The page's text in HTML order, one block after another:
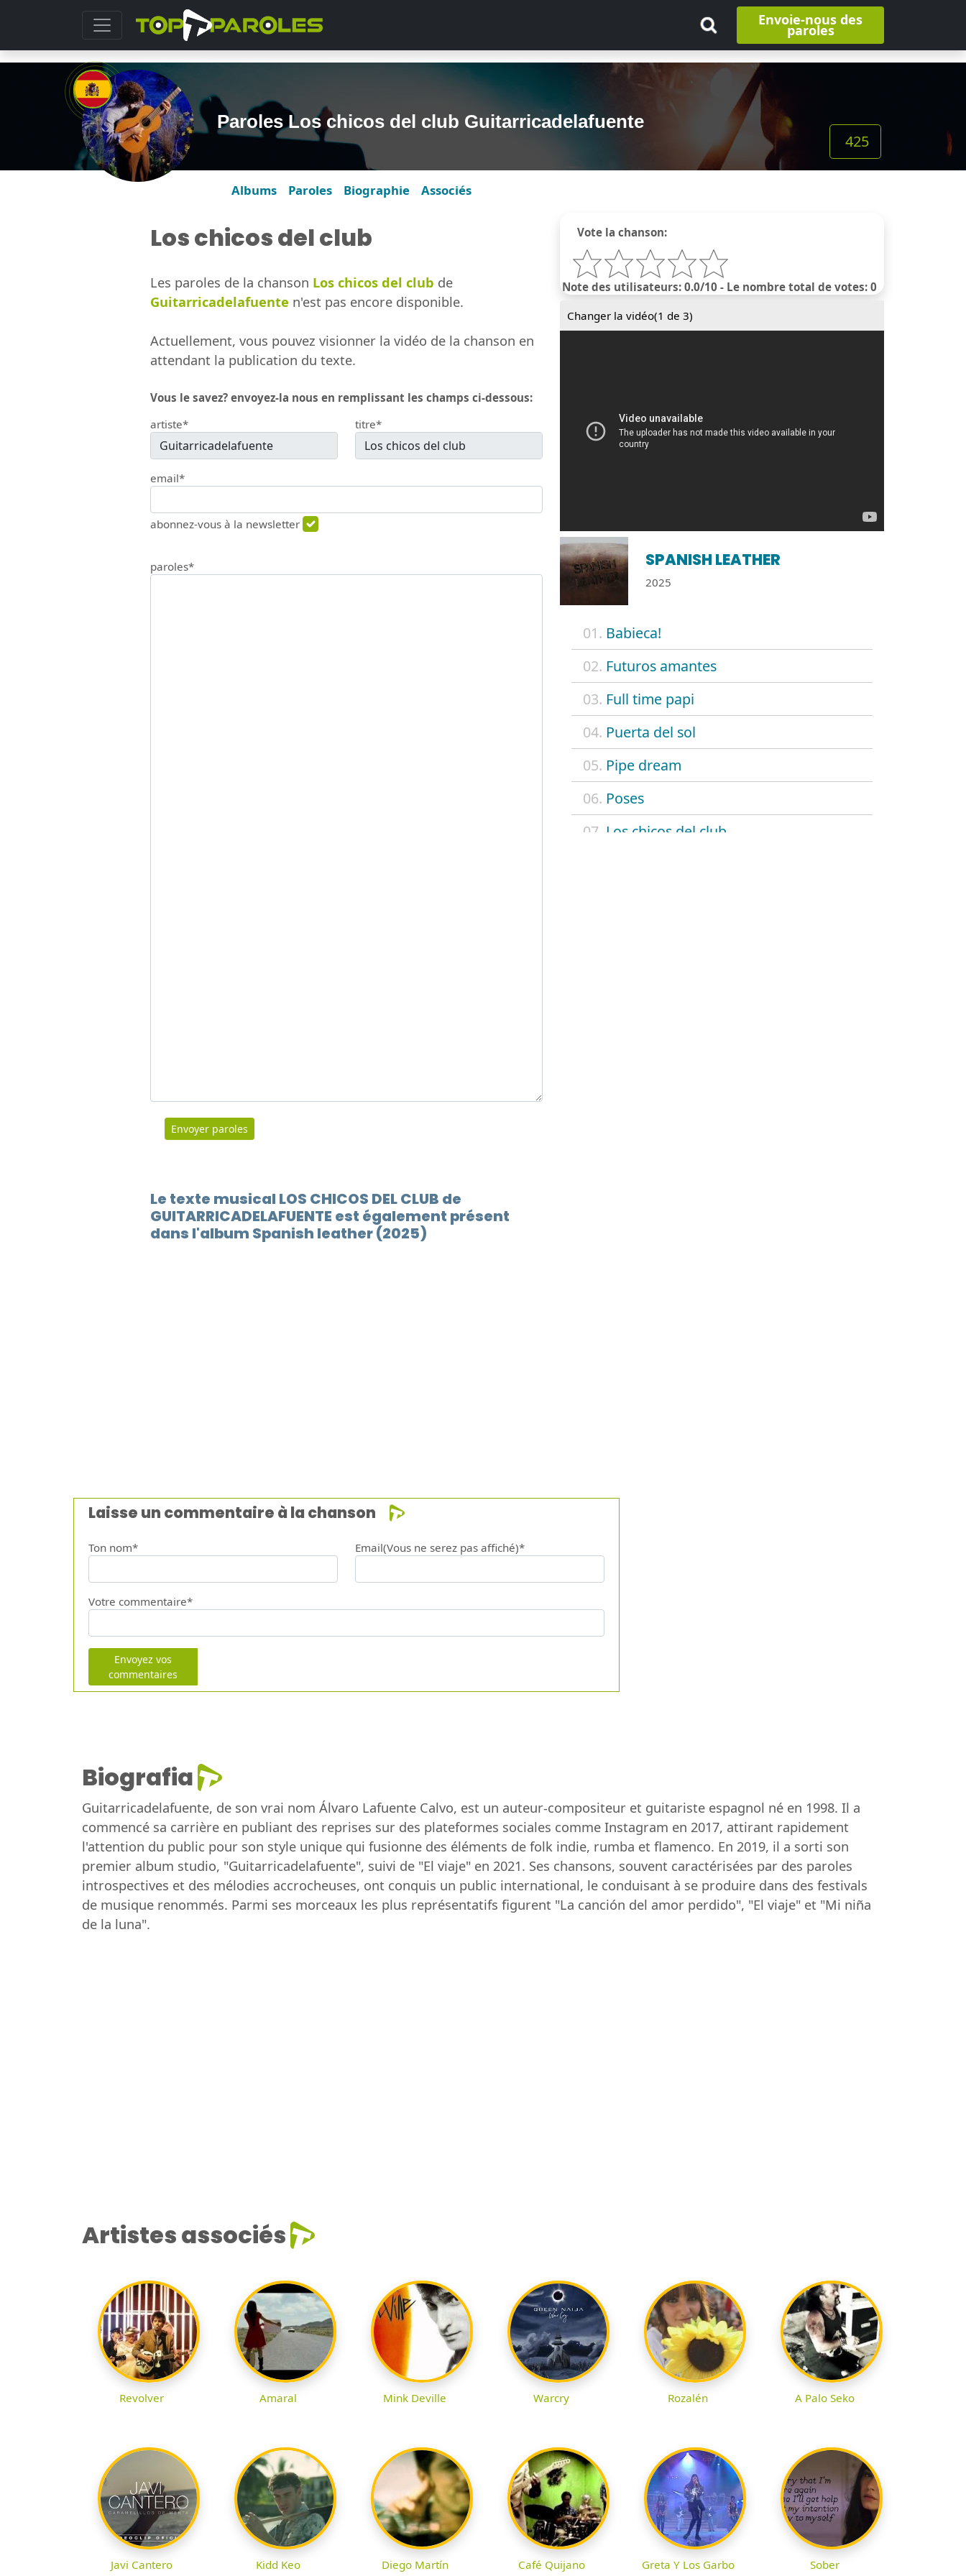
Envoie-nous des
paroles
Paroles Los chicos del club Guitarricadelafuente
425
Albums Paroles Biographie Associés
Vote la chanson:
Note des utilisateurs: 0.0/10 - Le nombre total de votes: 0
Changer la vidéo(1 de 3)
SPANISH LEATHER
2025
01. Babieca!
02. Futuros amantes
03. Full time papi
04. Puerta del sol
05. Pipe dream
06. Poses
07. Los chicos del club
Los chicos del club
Les paroles de la chanson Los chicos del club de
Guitarricadelafuente n'est pas encore disponible.
Actuellement, vous pouvez visionner la vidéo de la chanson en
attendant la publication du texte.
Vous le savez? envoyez-la nous en remplissant les champs ci-dessous:
artiste*
titre*
email*
abonnez-vous à la newsletter
paroles*
Envoyer paroles
Le texte musical LOS CHICOS DEL CLUB de
GUITARRICADELAFUENTE est également présent
dans l'album Spanish leather (2025)
Laisse un commentaire à la chanson
Ton nom* Email(Vous ne serez pas affiché)*
Votre commentaire*
Envoyez vos
commentaires
Biografia
Guitarricadelafuente, de son vrai nom Álvaro Lafuente Calvo, est un auteur-compositeur et guitariste espagnol né en 1998. Il a
commencé sa carrière en publiant des reprises sur des plateformes sociales comme Instagram en 2017, attirant rapidement
l'attention du public pour son style unique qui fusionne des éléments de folk indie, rumba et flamenco. En 2019, il a sorti son
premier album studio, "Guitarricadelafuente", suivi de "El viaje" en 2021. Ses chansons, souvent caractérisées par des paroles
introspectives et des mélodies accrocheuses, ont conquis un public international, le conduisant à se produire dans des festivals
de musique renommés. Parmi ses morceaux les plus représentatifs figurent "La canción del amor perdido", "El viaje" et "Mi niña
de la luna".
Artistes associés
Revolver Amaral Mink Deville Warcry Rozalén A Palo Seko
Javi Cantero Kidd Keo Diego Martín Café Quijano Greta Y Los Garbo Sober